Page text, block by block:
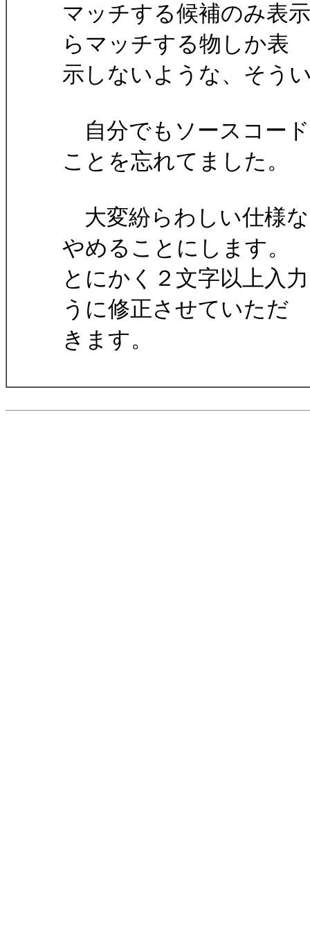
マッチする候補のみ表
らマッチする物しか表
示しないような、そう
自分でもソースコー
ことを忘れてました。
大変紛らわしい仕様
やめることにします。
とにかく２文字以上入
うに修正させていただ
きます。